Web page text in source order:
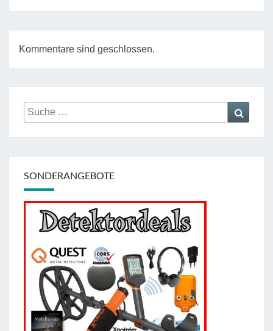
Kommentare sind geschlossen.
Suche
nach:
SONDERANGEBOTE